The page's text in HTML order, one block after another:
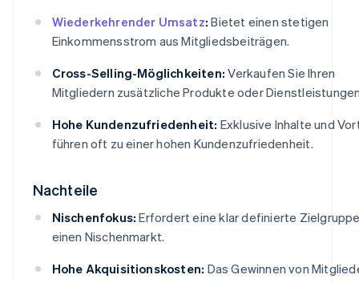
Wiederkehrender Umsatz: Bietet einen stetigen
Einkommensstrom aus Mitgliedsbeiträgen.
Cross-Selling-Möglichkeiten: Verkaufen Sie Ihren
Mitgliedern zusätzliche Produkte oder
Hohe Kundenzufriedenheit: Exklusive Inhalte und
führen oft zu einer hohen Kundenzufriedenheit.
Nachteile
Nischenfokus: Erfordert eine klar definierte
einen Nischenmarkt.
Hohe Akquisitionskosten: Das Gewinnen von